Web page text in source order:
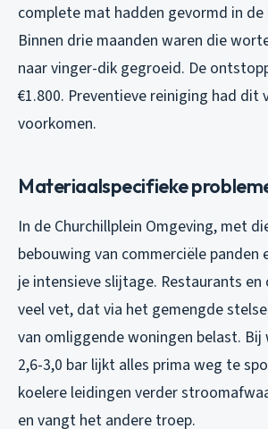
complete mat hadden gevormd in
Binnen drie maanden waren die
naar vinger-dik gegroeid. De
€1.800. Preventieve reiniging had dit
voorkomen.
Materiaalspecifieke
In de Churchillplein Omgeving, met
bebouwing van commerciële panden
je intensieve slijtage. Restaurants en
veel vet, dat via het gemengde
van omliggende woningen belast. Bij
2,6-3,0 bar lijkt alles prima weg te
koelere leidingen verder
en vangt het andere troep.